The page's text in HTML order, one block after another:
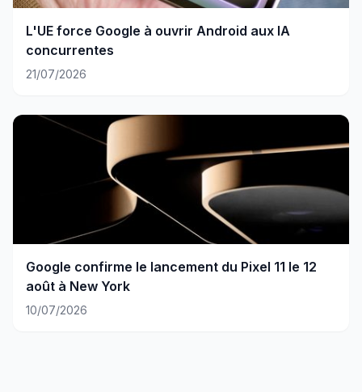
L'UE force Google à ouvrir Android aux IA
concurrentes
21/07/2026
Google confirme le lancement du Pixel 11 le 12
août à New York
10/07/2026